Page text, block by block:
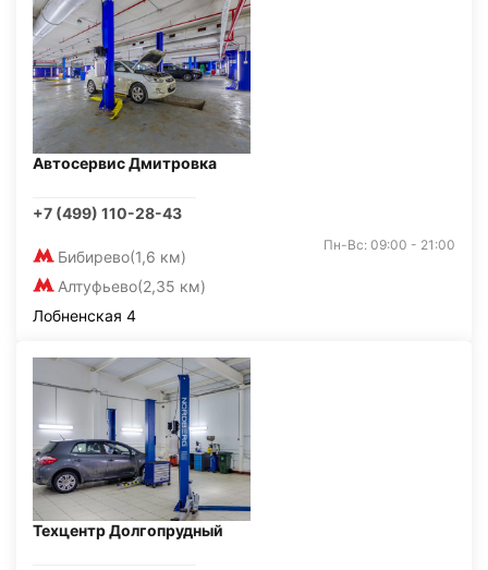
Автосервис Дмитровка
+7 (499) 110-28-43
Бибирево(1,6 км)
Алтуфьево(2,35 км)
Пн-Вс: 09:00 - 21:00
Лобненская 4
Техцентр Долгопрудный